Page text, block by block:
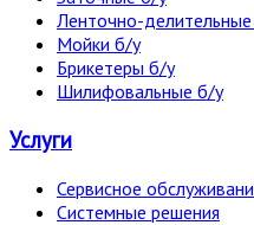
Ленточно-
Мойки б/у
Брикетеры б/у
Шилифовальные б/у
Услуги
Сервисное
Системные решения